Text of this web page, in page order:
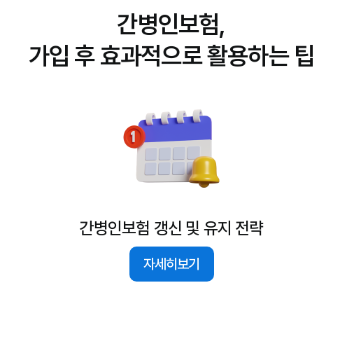
간병인보험,
가입 후 효과적으로 활용하는 팁
간병인보험 갱신 및 유지 전략
자세히보기